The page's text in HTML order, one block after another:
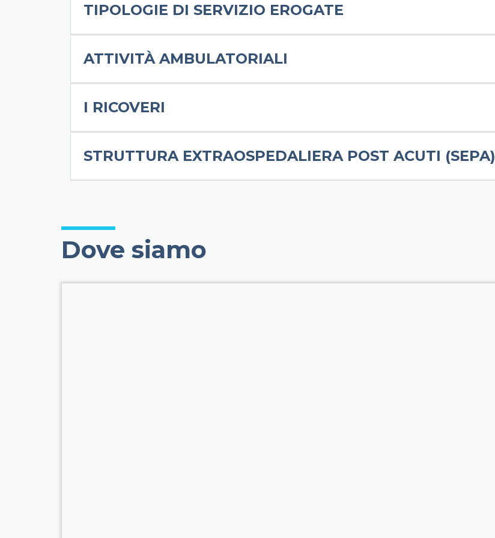
TIPOLOGIE DI SERVIZIO EROGATE
ATTIVITÀ AMBULATORIALI
I RICOVERI
STRUTTURA EXTRAOSPEDALIERA POST ACUTI (SEPA)
Dove siamo